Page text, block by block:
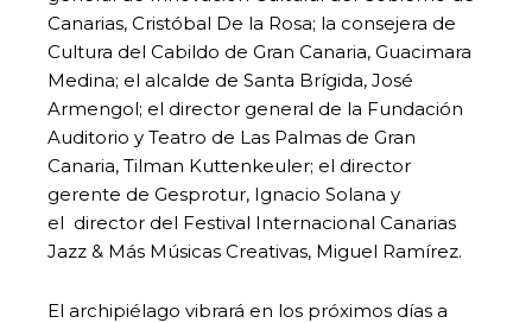
Canarias, Cristóbal De la Rosa; la consejera de
Cultura del Cabildo de Gran Canaria, Guacimara
Medina; el alcalde de Santa Brígida, José
Armengol; el director general de la Fundación
Auditorio y Teatro de Las Palmas de Gran
Canaria, Tilman Kuttenkeuler; el director
gerente de Gesprotur, Ignacio Solana y
el director del Festival Internacional Canarias
Jazz & Más Músicas Creativas, Miguel Ramírez.
El archipiélago vibrará en los próximos días a